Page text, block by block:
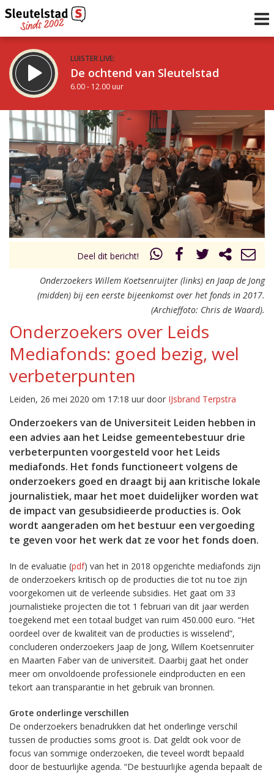
LUISTER LIVE:
De ochtend van Sleutelstad
6.00 - 12.00 uur
STRAKS:
De middag van Sleutelstad
12.00 - 17.00 uur
Vorig uur
uur 1 van 0 Volgend uur
Inklappen
Deel dit bericht!
Onderzoekers Willem Koetsenruijter (links) en Jaap de Jong
(midden) bij een eerste bijeenkomst over het fonds in 2017.
(Archieffoto: Chris de Waard).
Onderzoekers over Leids
Mediafonds: goed bezig, wel
verbeterpunten
Leiden, 26 mei 2020 om 17:18 uur door IJsbrand Terpstra
Onderzoekers van de Universiteit Leiden hebben in
een advies aan het Leidse gemeentebestuur drie
verbeterpunten voorgesteld voor het Leids
mediafonds. Het fonds functioneert volgens de
onderzoekers goed en draagt bij aan kritische lokale
journalistiek, maar het moet duidelijker worden wat
de impact van gesubsidieerde producties is. Ook
wordt aangeraden om het bestuur een vergoeding
te geven voor het werk dat ze voor het fonds doen.
In de evaluatie (pdf) van het in 2018 opgerichte mediafonds zijn
de onderzoekers kritisch op de producties die tot nu toe zijn
voorgekomen uit de verleende subsidies. Het gaat om 33
journalistieke projecten die tot 1 februari van dit jaar werden
toegekend met een totaal budget van ruim 450.000 euro. “Het
oordeel over de kwaliteit van de producties is wisselend”,
concluderen onderzoekers Jaap de Jong, Willem Koetsenruiter
en Maarten Faber van de universiteit. Daarbij gaat het onder
meer om onvoldoende professionele eindproducten en een
tekort aan transparantie in het gebruik van bronnen.
Grote onderlinge verschillen
De onderzoekers benadrukken dat het onderlinge verschil
tussen de producties soms groot is. Dat geldt ook voor de
focus van sommige onderzoeken, die teveel wordt bepaald
door de bestuurlijke agenda. “De bestuurlijke agenda bepaalt de